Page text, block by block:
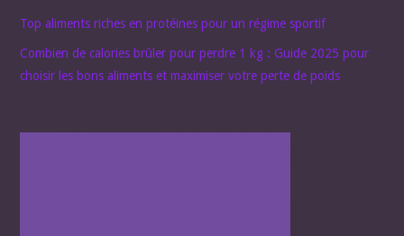
Top aliments riches en protéines pour un régime sportif
Combien de calories brûler pour perdre 1 kg : Guide 2025 pour
choisir les bons aliments et maximiser votre perte de poids